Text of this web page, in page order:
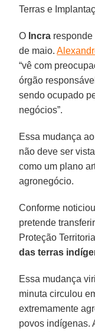
Terras e
O Incra
de maio.
“vê com
órgão
sendo ocupado
negócios”.
Essa mudança
não deve ser
como um plano
agronegócio.
Conforme
pretende
Proteção
das terras
Essa mudança
minuta circulou
extremamente
povos indígenas.